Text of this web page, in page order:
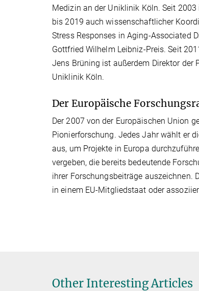
Medizin an der Uniklinik Köln. Seit
bis 2019 auch wissenschaftlicher
Stress Responses in Aging-Associated
Gottfried Wilhelm Leibniz-Preis. Seit
Jens Brüning ist außerdem Direktor
Uniklinik Köln.
Der Europäische
Der 2007 von der Europäischen Union
Pionierforschung. Jedes Jahr wählt er
aus, um Projekte in Europa
vergeben, die bereits bedeutende
ihrer Forschungsbeiträge auszeichnen.
in einem EU-Mitgliedstaat oder
Other Interesting Articles